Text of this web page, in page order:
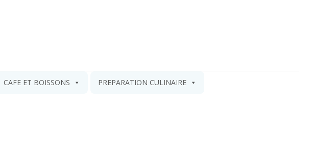
CAFE ET BOISSONS PREPARATION CULINAIRE